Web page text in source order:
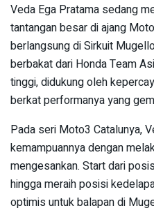
Veda Ega Pratama sedang
tantangan besar di ajang
berlangsung di Sirkuit
berbakat dari Honda Team
tinggi, didukung oleh
berkat performanya yang
Pada seri Moto3 Catalunya,
kemampuannya dengan
mengesankan. Start dari
hingga meraih posisi
optimis untuk balapan di